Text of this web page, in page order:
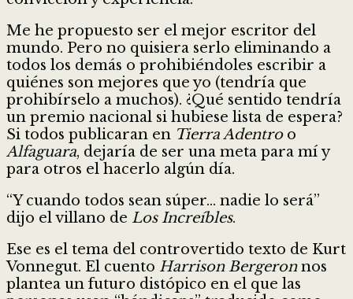
Me he propuesto ser el mejor escritor del
mundo. Pero no quisiera serlo eliminando a
todos los demás o prohibiéndoles escribir a
quiénes son mejores que yo (tendría que
prohibírselo a muchos). ¿Qué sentido tendría
un premio nacional si hubiese lista de espera?
Si todos publicaran en Tierra Adentroo
Alfaguara, dejaría de ser una meta para mí y
para otros el hacerlo algún día.
“Y cuando todos sean súper… nadie lo será”
dijo el villano de Los Increíbles.
Ese es el tema del controvertido texto de Kurt
Vonnegut. El cuento Harrison Bergeronnos
plantea un futuro distópico en el que las